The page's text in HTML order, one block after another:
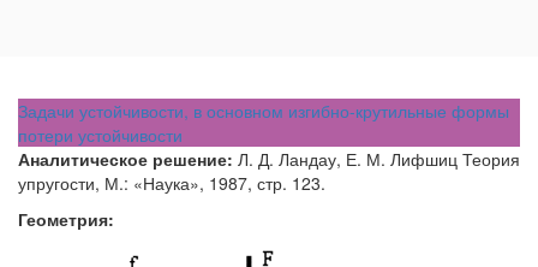
Задачи устойчивости, в основном изгибно-крутильные формы
потери устойчивости
Аналитическое решение: Л. Д. Ландау, Е. М. Лифшиц Теория
упругости, М.: «Наука», 1987, стр. 123.
Геометрия: